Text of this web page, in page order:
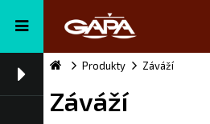
Produkty Záváží
Záváží